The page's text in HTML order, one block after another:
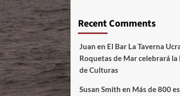
Recent Comments
Juan en El Bar La Taverna
Roquetas de Mar celebrará
de Culturas
Susan Smith en Más de 800